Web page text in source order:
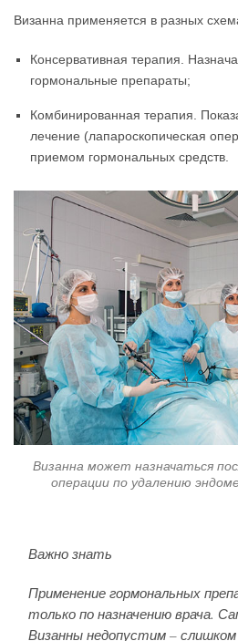
Визанна применяется в разных
Консервативная терапия.
гормональные препараты;
Комбинированная терапия.
лечение (лапароскопическая
приемом гормональных средств.
Визанна может назначаться
операции по удалению
Важно знать
Применение гормональных
только по назначению врача.
Визанны недопустим –